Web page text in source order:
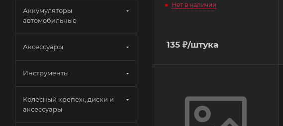
Нет в наличии
135 ₽/штука
Аккумуляторы
автомобильные
Аксессуары
Инструменты
Колесный крепеж, диски и
аксессуары